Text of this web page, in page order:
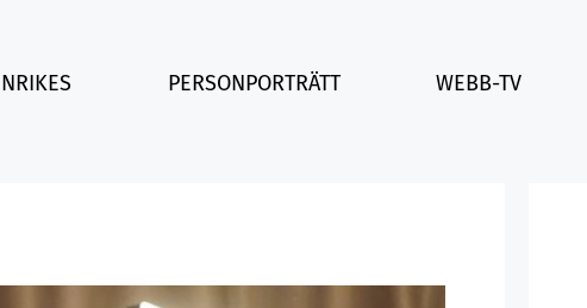
PERSONPORTRÄTT WEBB-TV